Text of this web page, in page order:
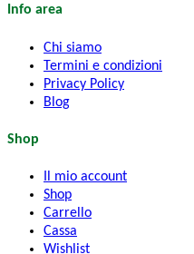
Info area
Chi siamo
Termini e condizioni
Privacy Policy
Blog
Shop
Il mio account
Shop
Carrello
Cassa
Wishlist